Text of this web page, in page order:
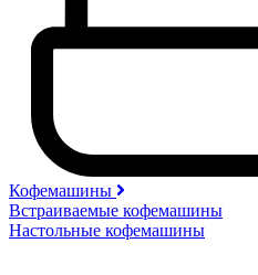
Кофемашины
Встраиваемые кофемашины
Настольные кофемашины